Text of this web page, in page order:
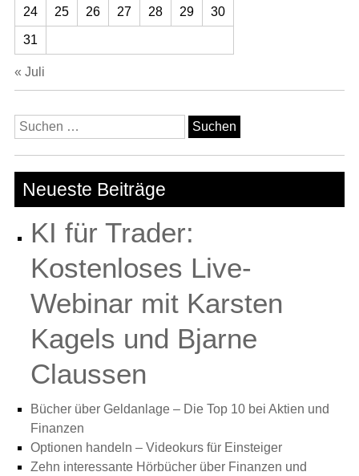
24 25 26 27 28 29 30
31
« Juli
Suchen
nach:
Neueste Beiträge
KI für Trader:
Kostenloses Live-
Webinar mit Karsten
Kagels und Bjarne
Claussen
Bücher über Geldanlage – Die Top 10 bei Aktien und
Finanzen
Optionen handeln – Videokurs für Einsteiger
Zehn interessante Hörbücher über Finanzen und